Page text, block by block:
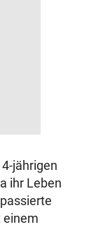
jährigen
ihr Leben
einem